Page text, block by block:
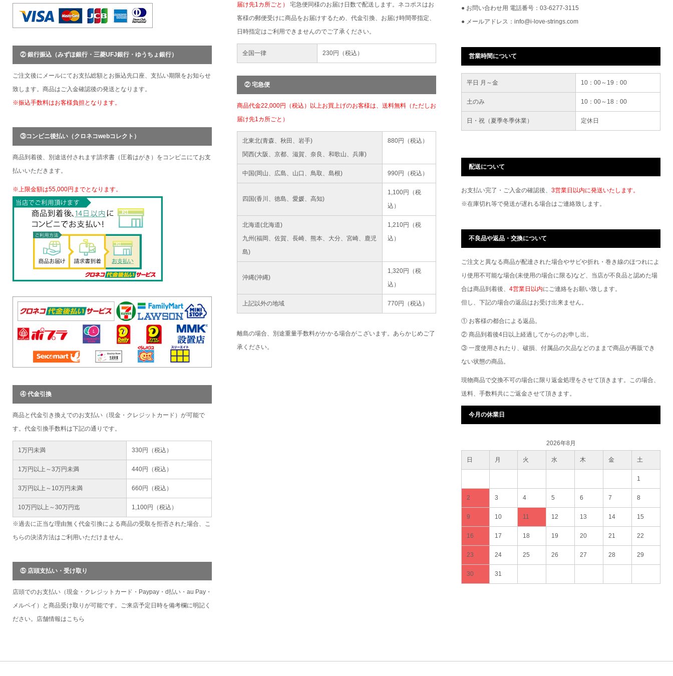
② 銀行振込（みずほ銀行・三菱UFJ銀行・ゆうちょ銀行）
ご注文後にメールにてお支払総額とお振込先口座、支払い期限をお知らせ
致します。商品はご入金確認後の発送となります。
※振込手数料はお客様負担となります。
③コンビニ後払い（クロネコwebコレクト）
商品到着後、別途送付されます請求書（圧着はがき）をコンビニにてお支
払いいただきます。
※上限金額は55,000円までとなります。
④ 代金引換
商品と代金引き換えでのお支払い（現金・クレジットカード）が可能で
す。代金引換手数料は下記の通りです。
1万円未満 330円（税込）
1万円以上～3万円未満 440円（税込）
3万円以上～10万円未満 660円（税込）
10万円以上～30万円迄 1,100円（税込）
※過去に正当な理由無く代金引換による商品の受取を拒否された場合、こ
ちらの決済方法はご利用いただけません。
⑤ 店頭支払い・受け取り
店頭でのお支払い（現金・クレジットカード・Paypay・d払い・au Pay・
メルペイ）と商品受け取りが可能です。ご来店予定日時を備考欄に明記く
ださい。店舗情報はこちら
届け先1カ所ごと） 宅急便同様のお届け日数で配送します。ネコポスはお
客様の郵便受けに商品をお届けするため、代金引換、お届け時間帯指定、
日時指定はご利用できませんのでご了承ください。
全国一律 230円（税込）
② 宅急便
商品代金22,000円（税込）以上お買上げのお客様は、送料無料（ただしお
届け先1カ所ごと）
北東北(青森、秋田、岩手)
関西(大阪、京都、滋賀、奈良、和歌山、兵庫)
880円（税込）
中国(岡山、広島、山口、鳥取、島根) 990円（税込）
四国(香川、徳島、愛媛、高知)
1,100円（税
込）
北海道(北海道)
九州(福岡、佐賀、長崎、熊本、大分、宮崎、鹿児
島)
1,210円（税
込）
沖縄(沖縄)
1,320円（税
込）
上記以外の地域 770円（税込）
離島の場合、別途重量手数料がかかる場合がこざいます。あらかじめご了
承ください。
● お問い合わせ用 電話番号：03-6277-3115
● メールアドレス：info@i-love-strings.com
営業時間について
平日 月～金 10：00～19：00
土のみ 10：00～18：00
日・祝（夏季冬季休業） 定休日
配送について
お支払い完了・ご入金の確認後、 3営業日以内に発送いたします。
※在庫切れ等で発送が遅れる場合はご連絡致します。
不良品や返品・交換について
ご注文と異なる商品が配達された場合やサビや折れ・巻き線のほつれによ
り使用不可能な場合(未使用の場合に限る)など、当店が不良品と認めた場
合は商品到着後、 4営業日以内にご連絡をお願い致します。
但し、下記の場合の返品はお受け出来ません。
① お客様の都合による返品。
② 商品到着後4日以上経過してからのお申し出。
③ 一度使用されたり、破損、付属品の欠品などのままで商品が再販でき
ない状態の商品。
現物商品で交換不可の場合に限り返金処理をさせて頂きます。この場合、
送料、手数料共にご返金させて頂きます。
今月の休業日
2026年8月
日 月 火 水 木 金 土
1
2 3 4 5 6 7 8
9 10 11 12 13 14 15
16 17 18 19 20 21 22
23 24 25 26 27 28 29
30 31